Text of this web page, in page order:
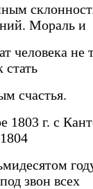
Мораль и
человека не
стать
счастья.
1803 г. с
звон всех